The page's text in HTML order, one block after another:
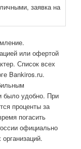
или офертой
Список всех
Bankiros.ru.
было удобно. При
проценты за
погасить
официально